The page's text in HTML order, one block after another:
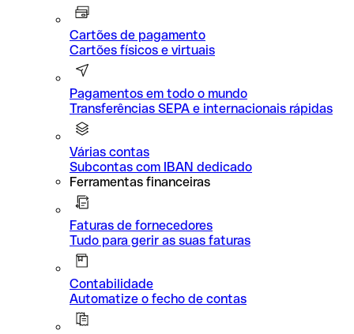
Cartões de pagamento
Cartões físicos e virtuais
Pagamentos em todo o mundo
Transferências SEPA e internacionais rápidas
Várias contas
Subcontas com IBAN dedicado
Ferramentas financeiras
Faturas de fornecedores
Tudo para gerir as suas faturas
Contabilidade
Automatize o fecho de contas